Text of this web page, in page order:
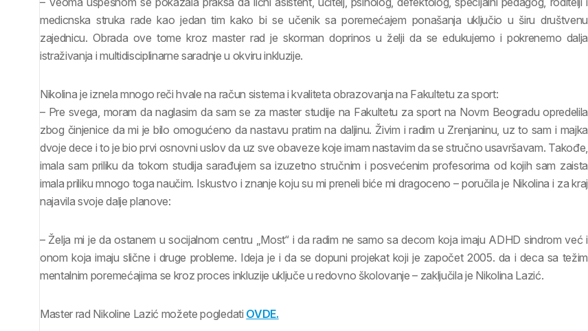
medicnska struka rade kao jedan tim kako bi se učenik sa poremećajem ponašanja uključio u širu društvenu
zajednicu. Obrada ove tome kroz master rad je skorman doprinos u želji da se edukujemo i pokrenemo dalja
istraživanja i multidisciplinarne saradnje u okviru inkluzije.
Nikolina je iznela mnogo reči hvale na račun sistema i kvaliteta obrazovanja na Fakultetu za sport:
– Pre svega, moram da naglasim da sam se za master studije na Fakultetu za sport na Novm Beogradu opredelila
zbog činjenice da mi je bilo omogućeno da nastavu pratim na daljinu. Živim i radim u Zrenjaninu, uz to sam i majka
dvoje dece i to je bio prvi osnovni uslov da uz sve obaveze koje imam nastavim da se stručno usavršavam. Takođe,
imala sam priliku da tokom studija sarađujem sa izuzetno stručnim i posvećenim profesorima od kojih sam zaista
imala priliku mnogo toga naučim. Iskustvo i znanje koju su mi preneli biće mi dragoceno – poručila je Nikolina i za kraj
najavila svoje dalje planove:
– Želja mi je da ostanem u socijalnom centru „Most“ i da radim ne samo sa decom koja imaju ADHD sindrom već i
onom koja imaju slične i druge probleme. Ideja je i da se dopuni projekat koji je započet 2005. da i deca sa težim
mentalnim poremećajima se kroz proces inkluzije uključe u redovno školovanje – zaključila je Nikolina Lazić.
Master rad Nikoline Lazić možete pogledati OVDE.